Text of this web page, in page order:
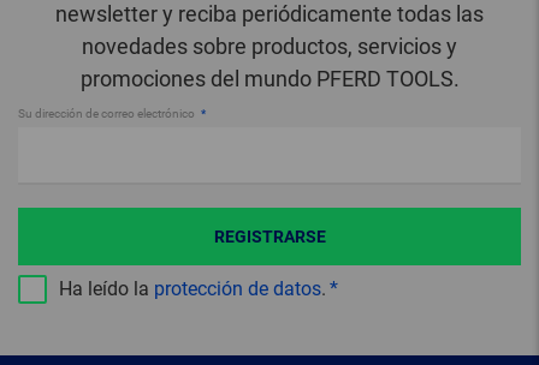
newsletter y reciba periódicamente todas las
novedades sobre productos, servicios y
promociones del mundo PFERD TOOLS.
Su dirección de correo electrónico
Ha leído la protección de datos.
REGISTRARSE